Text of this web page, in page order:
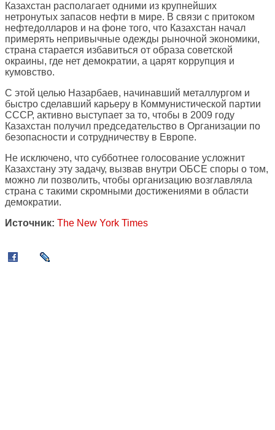
Казахстан располагает одними из крупнейших
нетронутых запасов нефти в мире. В связи с притоком
нефтедолларов и на фоне того, что Казахстан начал
примерять непривычные одежды рыночной экономики,
страна старается избавиться от образа советской
окраины, где нет демократии, а царят коррупция и
кумовство.
С этой целью Назарбаев, начинавший металлургом и
быстро сделавший карьеру в Коммунистической партии
СССР, активно выступает за то, чтобы в 2009 году
Казахстан получил председательство в Организации по
безопасности и сотрудничеству в Европе.
Не исключено, что субботнее голосование усложнит
Казахстану эту задачу, вызвав внутри ОБСЕ споры о том,
можно ли позволить, чтобы организацию возглавляла
страна с такими скромными достижениями в области
демократии.
Источник: The New York Times